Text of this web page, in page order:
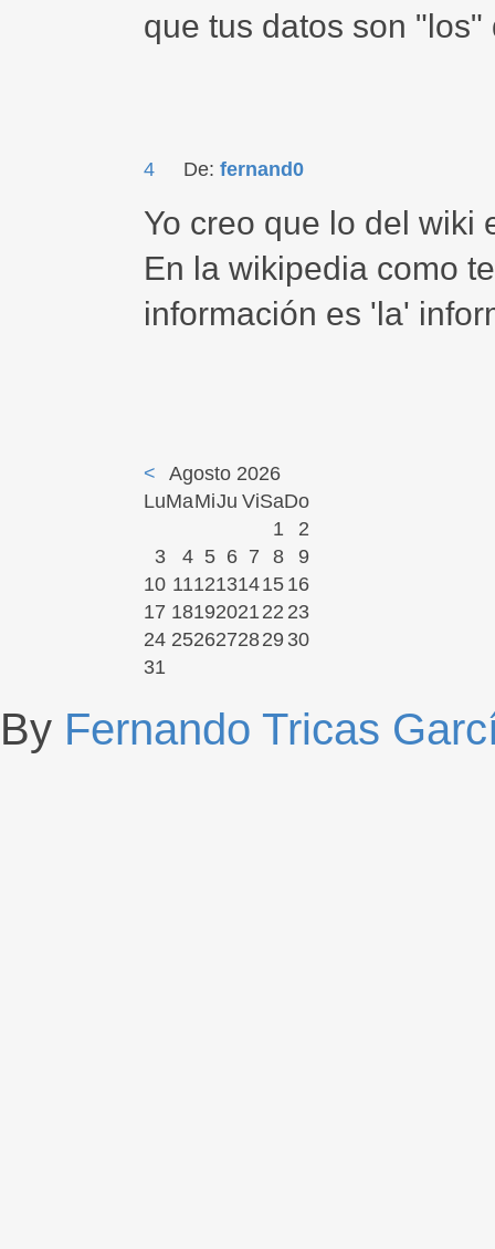
que tus datos son "los"
4 De: fernand0
Yo creo que lo del wiki
En la wikipedia como
información es 'la'
<
Agosto 2026
LuMaMiJu ViSaDo
1
2
3
4 5 6 7 8
9
10 1112131415 16
17 18192021 22 23
24 2526272829 30
31
By Fernando Tricas